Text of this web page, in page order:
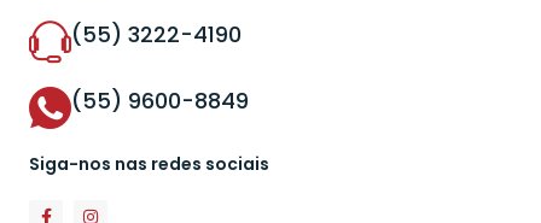
(55) 3222-4190
(55) 9600-8849
Siga-nos nas redes sociais